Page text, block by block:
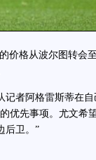
格从波尔图转会
者阿格雷斯蒂在自
优先事项。尤文希
后卫。”